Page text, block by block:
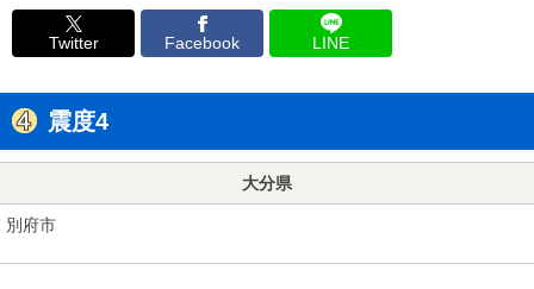
Twitter Facebook LINE
震度4
大分県
別府市